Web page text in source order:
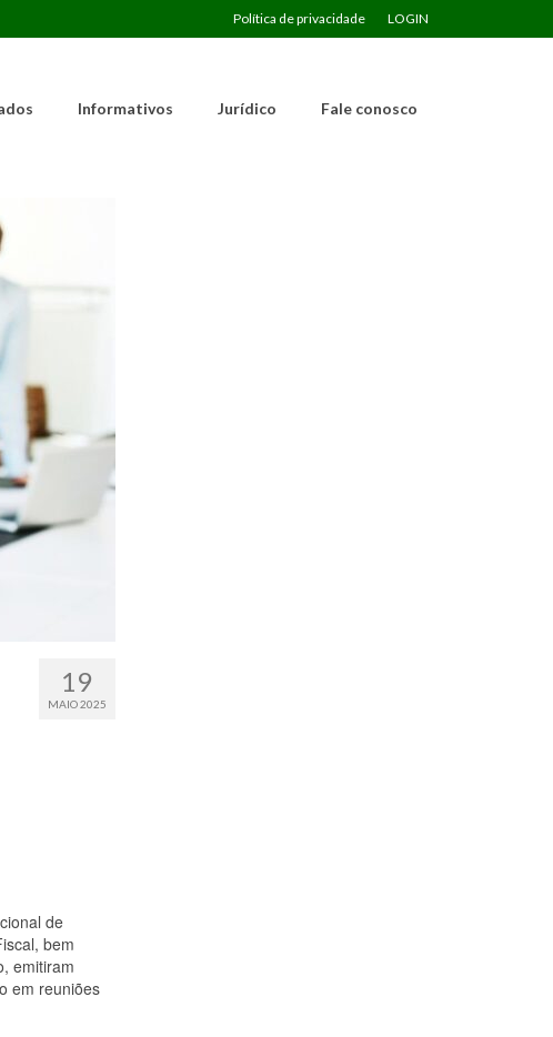
Política de privacidade LOGIN
Informativos Jurídico Fale conosco
19
MAIO 2025
de
bem
emitiram
em reuniões